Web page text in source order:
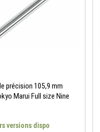
précision 105,9 mm
Marui Full size Nine
versions dispo